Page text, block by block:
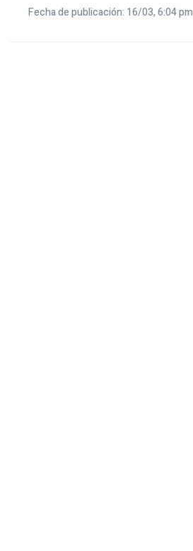
Fecha de publicación: 16/03, 6:04 pm